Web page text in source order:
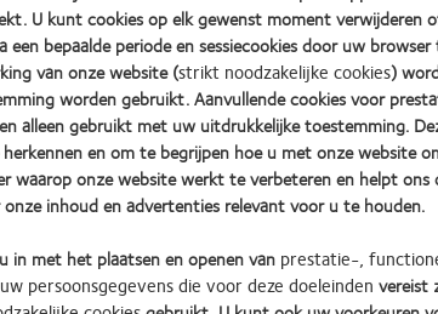
uw cliënten betekenen kansen voor u.
Contact Lens Spectrum. Maart 2006;38-42.
contact lenses. Vision Care Research-website.
U kunt cookies op elk gewenst moment verwijderen
bepaalde periode en sessiecookies door uw
van onze website (strikt noodzakelijke cookies)
worden gebruikt. Aanvullende cookies voor
alleen gebruikt met uw uitdrukkelijke toestemming.
en om te begrijpen hoe u met onze website
waarop onze website werkt te verbeteren en helpt ons
inhoud en advertenties relevant voor u te houden.
in met het plaatsen en openen van prestatie-,
persoonsgegevens die voor deze doeleinden vereist